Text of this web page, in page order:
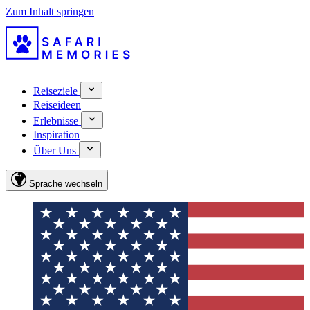
Zum Inhalt springen
Reiseziele
Reiseideen
Erlebnisse
Inspiration
Über Uns
Sprache wechseln